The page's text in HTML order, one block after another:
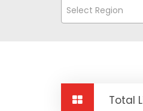
Select Region
Total